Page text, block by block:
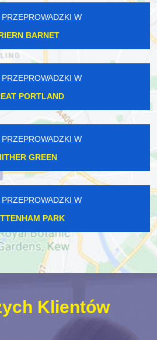
PRZEPROWADZKI W
BARNET
PRZEPROWADZKI W
PORTLAND
PRZEPROWADZKI W
GREEN
PRZEPROWADZKI W
PARK
Klientów